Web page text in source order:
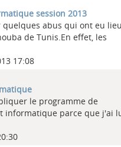
session 2013
abus qui ont eu
de Tunis.En effet, les
17:08
le programme de
informatique parce que j'ai